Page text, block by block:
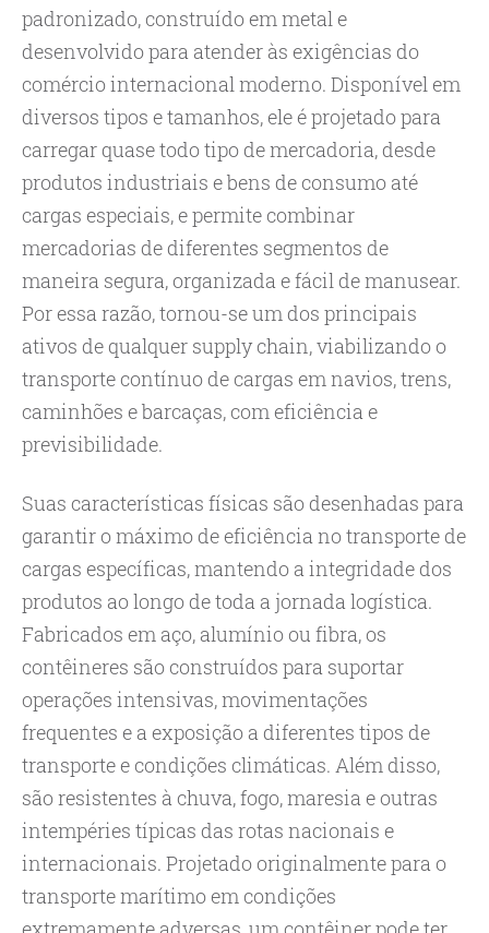
padronizado, construído em metal e
desenvolvido para atender às exigências do
comércio internacional moderno. Disponível em
diversos tipos e tamanhos, ele é projetado para
carregar quase todo tipo de mercadoria, desde
produtos industriais e bens de consumo até
cargas especiais, e permite combinar
mercadorias de diferentes segmentos de
maneira segura, organizada e fácil de manusear.
Por essa razão, tornou-se um dos principais
ativos de qualquer supply chain, viabilizando o
transporte contínuo de cargas em navios, trens,
caminhões e barcaças, com eficiência e
previsibilidade.
Suas características físicas são desenhadas para
garantir o máximo de eficiência no transporte de
cargas específicas, mantendo a integridade dos
produtos ao longo de toda a jornada logística.
Fabricados em aço, alumínio ou fibra, os
contêineres são construídos para suportar
operações intensivas, movimentações
frequentes e a exposição a diferentes tipos de
transporte e condições climáticas. Além disso,
são resistentes à chuva, fogo, maresia e outras
intempéries típicas das rotas nacionais e
internacionais. Projetado originalmente para o
transporte marítimo em condições